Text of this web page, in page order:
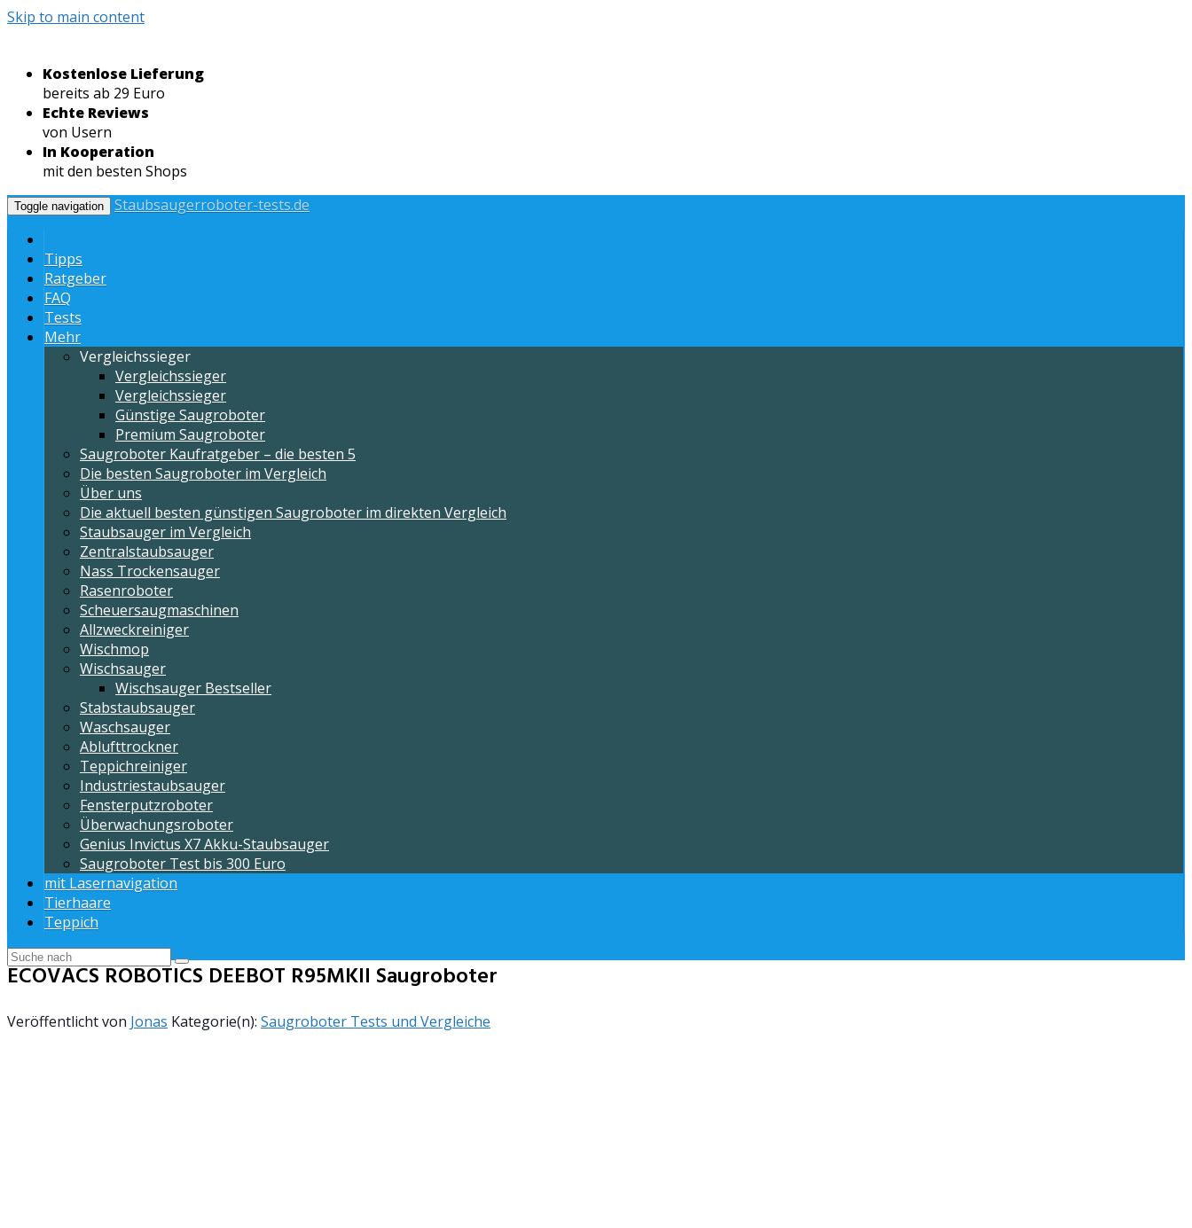
Skip to main content
Kostenlose Lieferung
bereits ab 29 Euro
Echte Reviews
von Usern
In Kooperation
mit den besten Shops
Toggle navigation Staubsaugerroboter-tests.de
Tipps
Ratgeber
FAQ
Tests
Mehr
Vergleichssieger
Vergleichssieger
Vergleichssieger
Günstige Saugroboter
Premium Saugroboter
Saugroboter Kaufratgeber – die besten 5
Die besten Saugroboter im Vergleich
Über uns
Die aktuell besten günstigen Saugroboter im direkten Vergleich
Staubsauger im Vergleich
Zentralstaubsauger
Nass Trockensauger
Rasenroboter
Scheuersaugmaschinen
Allzweckreiniger
Wischmop
Wischsauger
Wischsauger Bestseller
Stabstaubsauger
Waschsauger
Ablufttrockner
Teppichreiniger
Industriestaubsauger
Fensterputzroboter
Überwachungsroboter
Genius Invictus X7 Akku-Staubsauger
Saugroboter Test bis 300 Euro
mit Lasernavigation
Tierhaare
Teppich
ECOVACS ROBOTICS DEEBOT R95MKII Saugroboter
Veröffentlicht von Jonas Kategorie(n): Saugroboter Tests und Vergleiche